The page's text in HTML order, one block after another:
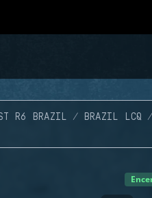
R6 BRAZIL BRAZIL LCQ